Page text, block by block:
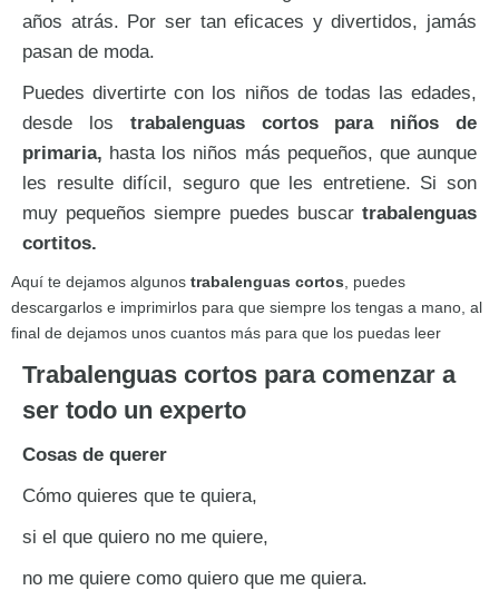
años atrás. Por ser tan eficaces y divertidos, jamás
pasan de moda.
Puedes divertirte con los niños de todas las edades,
desde los trabalenguas cortos para niños de
primaria, hasta los niños más pequeños, que aunque
les resulte difícil, seguro que les entretiene. Si son
muy pequeños siempre puedes buscar trabalenguas
cortitos.
Aquí te dejamos algunos trabalenguas cortos , puedes
descargarlos e imprimirlos para que siempre los tengas a mano, al
final de dejamos unos cuantos más para que los puedas leer
Trabalenguas cortos para comenzar a
ser todo un experto
Cosas de querer
Cómo quieres que te quiera,
si el que quiero no me quiere,
no me quiere como quiero que me quiera.